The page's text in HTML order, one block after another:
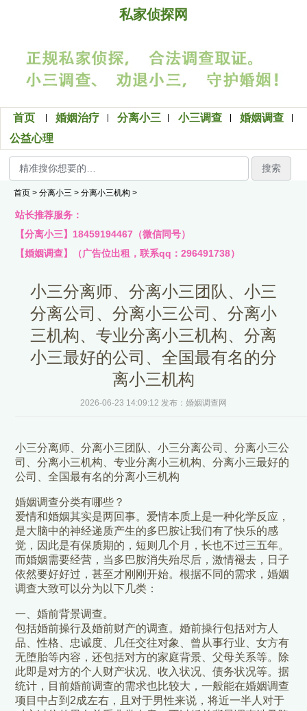
私家侦探网
首页 婚姻治疗 分离小三 小三调查
婚姻调查
公益心理
搜索
首页 > 分离小三 > 分离小三机构 >
站长推荐服务：
【分离小三】18459194467（微信同号）
【婚姻调查】（广告位出租，联系qq：296491738）
小三分离师、分离小三团队、小三
分离公司、分离小三公司、分离小
三机构、专业分离小三机构、分离
小三最好的公司、全国最有名的分
离小三机构
2026-06-23 14:09:12 发布：婚姻调查网
小三分离师、分离小三团队、小三分离公司、分离小三公
司、分离小三机构、专业分离小三机构、分离小三最好的
公司、全国最有名的分离小三机构
婚姻调查分类有哪些？
爱情和婚姻其实是两回事。爱情本质上是一种化学反应，
是大脑中的神经递质产生的多巴胺让我们有了快乐的感
觉，因此是有保质期的，短则几个月，长也不过三五年。
而婚姻需要经营，当多巴胺消失殆尽后，激情褪去，日子
依然要好好过，甚至才刚刚开始。根据不同的需求，婚姻
调查大致可以分为以下几类：
一、婚前背景调查。
包括婚前操行及婚前财产的调查。婚前操行包括对方人
品、性格、忠诚度、几任交往对象、曾从事行业、女方有
无堕胎等内容，还包括对方的家庭背景、父母关系等。除
此即是对方的个人财产状况、收入状况、债务状况等。据
统计，目前婚前调查的需求也比较大，一般能在婚姻调查
项目中占到2成左右，且对于男性来说，将近一半人对于